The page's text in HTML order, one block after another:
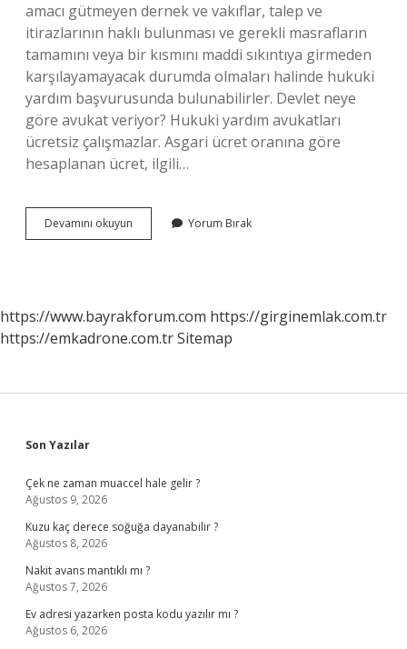
amacı gütmeyen dernek ve vakıflar, talep ve
itirazlarının haklı bulunması ve gerekli masrafların
tamamını veya bir kısmını maddi sıkıntıya girmeden
karşılayamayacak durumda olmaları halinde hukuki
yardım başvurusunda bulunabilirler. Devlet neye
göre avukat veriyor? Hukuki yardım avukatları
ücretsiz çalışmazlar. Asgari ücret oranına göre
hesaplanan ücret, ilgili…
Devamını okuyun Barodan
Avukat
Yorum Bırak
https://www.bayrakforum.com https://girginemlak.com.tr
https://emkadrone.com.trSitemap
Sidebar
Son Yazılar
Çek ne zaman muaccel hale gelir ?
Ağustos 9, 2026
Kuzu kaç derece soğuğa dayanabilir ?
Ağustos 8, 2026
Nakit avans mantıklı mı ?
Ağustos 7, 2026
Ev adresi yazarken posta kodu yazılır mı ?
Ağustos 6, 2026